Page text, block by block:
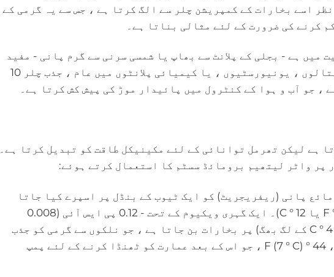
اسے بخارات کے کمپریشن چلر سے الگ کرتا ہے ، جس سے یہ گرمی کے
کرنے کی ضرورت کے لئے مثالی بناتا ہے۔
میں ہے - بجلی کے پلانٹ سے بھاپ یا شمسی سرنی سے گرم پانی - مفید
ٹھنڈک میں۔ بڑے پیمانے پر ایپلی کیشنز جیسے اسپتالوں ، یونیورسٹیوں ، یا کیمیائی پلانٹوں میں عام ، جذب چلر 10
ہے لیکن تھرمل توانائی کے لئے مکینیکل طاقت کو تبدیل کرتا ہے۔
پر واٹر لیتھیم برومائڈ سسٹم کا استعمال کرتے ہوئے:
پانی (ریفریجریٹ) کو ایک ٹیوب کے بنڈل پر اسپرے کیا جاتا
ہے جس میں گرم واپسی کا پانی ہوتا ہے (جیسے ، 54 ° F یا 12 ° C)۔ ایک گہری ویکیوم کے تحت - 0.12 پی ایس آئی (0.008
بار) کے بارے میں - پانی کم درجہ حرارت (40 ° F یا 4 ° C کے لگ بھگ) پر بخارات بن جاتا ہے ، جو نلکوں سے گرمی کو جذب
کرتا ہے۔ اس سے پانی کو سردی لگتی ہے ، کہتے ہیں ، 44 ° F (7 ° C) ، جو اس کے بعد عمارت کو ٹھنڈا کرنے کے لئے پمپ